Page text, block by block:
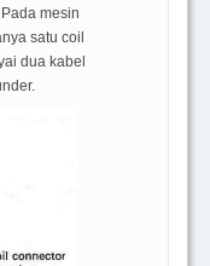
mesin
satu coil
dua kabel